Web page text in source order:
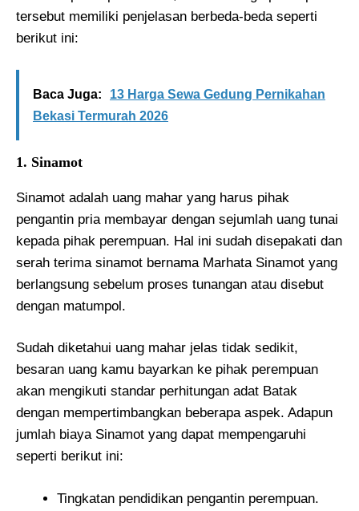
tersebut memiliki penjelasan berbeda-beda seperti
berikut ini:
Baca Juga:
13 Harga Sewa Gedung Pernikahan
Bekasi Termurah 2026
1. Sinamot
Sinamot adalah uang mahar yang harus pihak
pengantin pria membayar dengan sejumlah uang tunai
kepada pihak perempuan. Hal ini sudah disepakati dan
serah terima sinamot bernama Marhata Sinamot yang
berlangsung sebelum proses tunangan atau disebut
dengan matumpol.
Sudah diketahui uang mahar jelas tidak sedikit,
besaran uang kamu bayarkan ke pihak perempuan
akan mengikuti standar perhitungan adat Batak
dengan mempertimbangkan beberapa aspek. Adapun
jumlah biaya Sinamot yang dapat mempengaruhi
seperti berikut ini:
Tingkatan pendidikan pengantin perempuan.